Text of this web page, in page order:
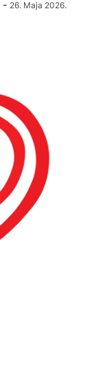
- 26. Maja 2026.